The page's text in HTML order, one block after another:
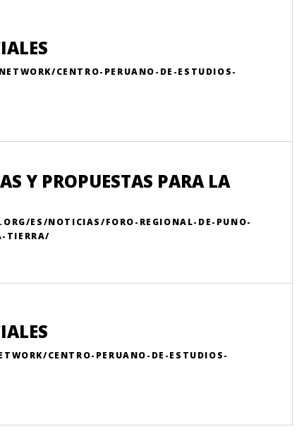
CENTRO-PERUANO-DE-ESTUDIOS-
Y PROPUESTAS PARA LA
ES/NOTICIAS/FORO-REGIONAL-DE-PUNO-
TIERRA/
CENTRO-PERUANO-DE-ESTUDIOS-